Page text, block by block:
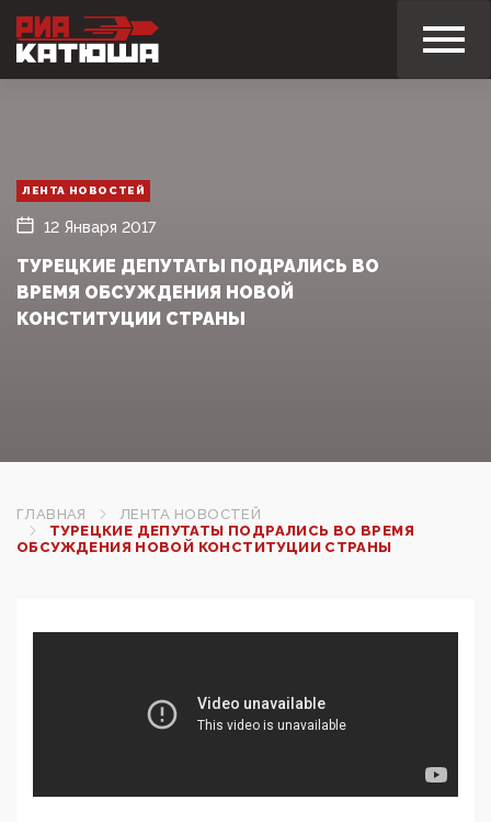
ЛЕНТА НОВОСТЕЙ
12 Января 2017
ТУРЕЦКИЕ ДЕПУТАТЫ ПОДРАЛИСЬ ВО
ВРЕМЯ ОБСУЖДЕНИЯ НОВОЙ
КОНСТИТУЦИИ СТРАНЫ
ГЛАВНАЯ
ЛЕНТА НОВОСТЕЙ
ТУРЕЦКИЕ ДЕПУТАТЫ ПОДРАЛИСЬ ВО ВРЕМЯ
ОБСУЖДЕНИЯ НОВОЙ КОНСТИТУЦИИ СТРАНЫ